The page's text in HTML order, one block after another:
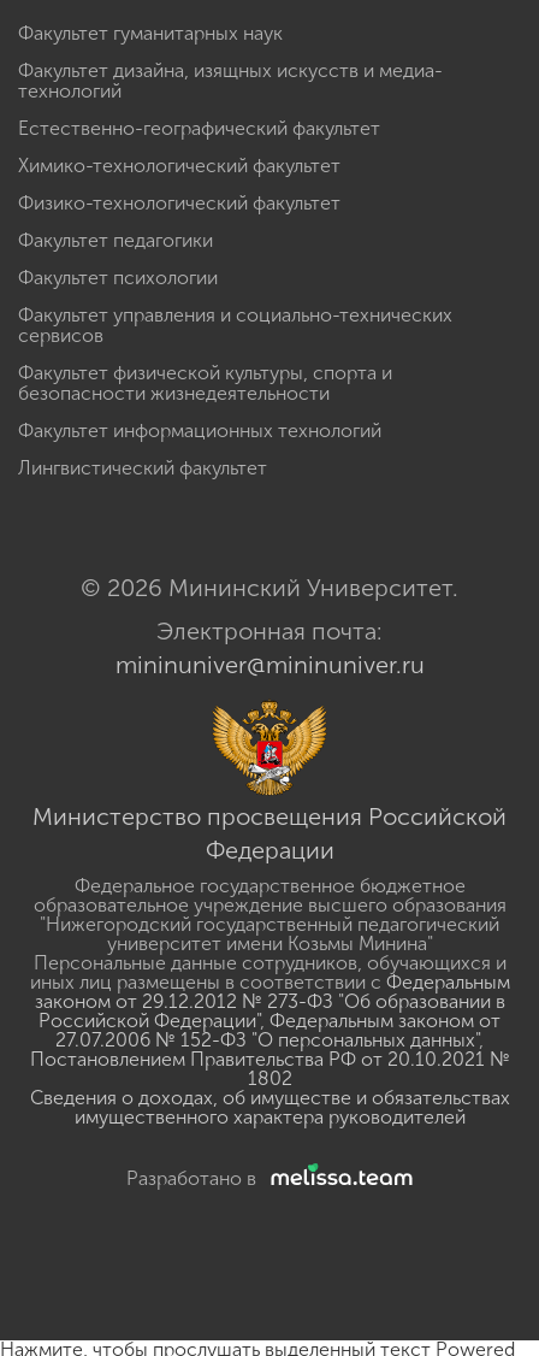
Факультет гуманитарных наук
Факультет дизайна, изящных искусств и медиа-
технологий
Естественно-географический факультет
Химико-технологический факультет
Физико-технологический факультет
Факультет педагогики
Факультет психологии
Факультет управления и социально-технических
сервисов
Факультет физической культуры, спорта и
безопасности жизнедеятельности
Факультет информационных технологий
Лингвистический факультет
© 2026 Мининский Университет.
Электронная почта:
mininuniver@mininuniver.ru
Министерство просвещения Российской
Федерации
Федеральное государственное бюджетное
образовательное учреждение высшего образования
"Нижегородский государственный педагогический
университет имени Козьмы Минина"
Персональные данные сотрудников, обучающихся и
иных лиц размещены в соответствии с Федеральным
законом от 29.12.2012 № 273-ФЗ "Об образовании в
Российской Федерации", Федеральным законом от
27.07.2006 № 152-ФЗ "О персональных данных",
Постановлением Правительства РФ от 20.10.2021 №
1802
Сведения о доходах, об имуществе и обязательствах
имущественного характера руководителей
Разработано в
Нажмите, чтобы прослушать выделенный текст Powered